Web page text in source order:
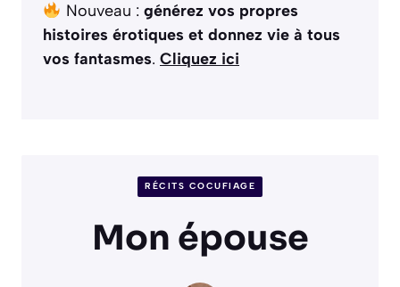
Nouveau : générez vos propres
histoires érotiques et donnez vie à tous
vos fantasmes. Cliquez ici
RÉCITS COCUFIAGE
Mon épouse